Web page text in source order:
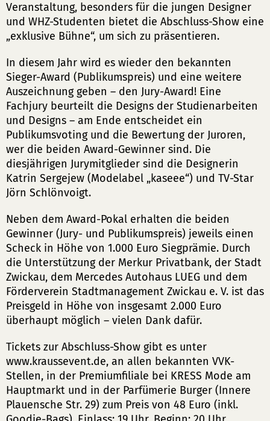
Veranstaltung, besonders für die jungen Designer
und WHZ-Studenten bietet die Abschluss-Show eine
„exklusive Bühne“, um sich zu präsentieren.
In diesem Jahr wird es wieder den bekannten
Sieger-Award (Publikumspreis) und eine weitere
Auszeichnung geben – den Jury-Award! Eine
Fachjury beurteilt die Designs der Studienarbeiten
und Designs – am Ende entscheidet ein
Publikumsvoting und die Bewertung der Juroren,
wer die beiden Award-Gewinner sind. Die
diesjährigen Jurymitglieder sind die Designerin
Katrin Sergejew (Modelabel „kaseee“) und TV-Star
Jörn Schlönvoigt.
Neben dem Award-Pokal erhalten die beiden
Gewinner (Jury- und Publikumspreis) jeweils einen
Scheck in Höhe von 1.000 Euro Siegprämie. Durch
die Unterstützung der Merkur Privatbank, der Stadt
Zwickau, dem Mercedes Autohaus LUEG und dem
Förderverein Stadtmanagement Zwickau e. V. ist das
Preisgeld in Höhe von insgesamt 2.000 Euro
überhaupt möglich – vielen Dank dafür.
Tickets zur Abschluss-Show gibt es unter
www.kraussevent.de, an allen bekannten VVK-
Stellen, in der Premiumfiliale bei KRESS Mode am
Hauptmarkt und in der Parfümerie Burger (Innere
Plauensche Str. 29) zum Preis von 48 Euro (inkl.